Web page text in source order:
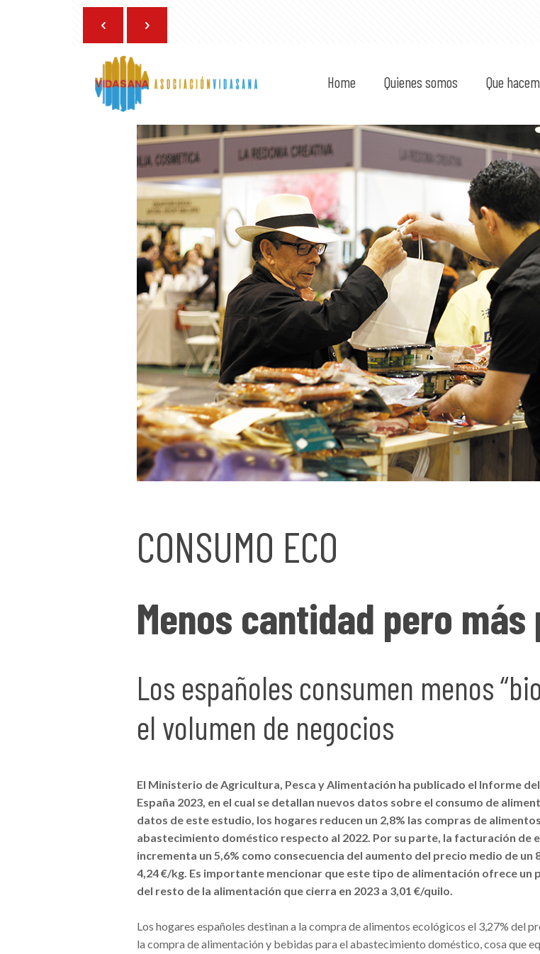
Home Quienes somos Que
22 de julio de 2024
CONSUMO ECO
Menos cantidad pero
Los españoles consumen menos
el volumen de negocios
El Ministerio de Agricultura, Pesca y Alimentación ha publicado el Informe
España 2023, en el cual se detallan nuevos datos sobre el consumo de
datos de este estudio, los hogares reducen un 2,8% las compras de
abastecimiento doméstico respecto al 2022. Por su parte, la facturación de
incrementa un 5,6% como consecuencia del aumento del precio medio de un
4,24 €/kg. Es importante mencionar que este tipo de alimentación ofrece un
del resto de la alimentación que cierra en 2023 a 3,01 €/quilo.
Los hogares españoles destinan a la compra de alimentos ecológicos el 3,27% del
la compra de alimentación y bebidas para el abastecimiento doméstico, cosa que